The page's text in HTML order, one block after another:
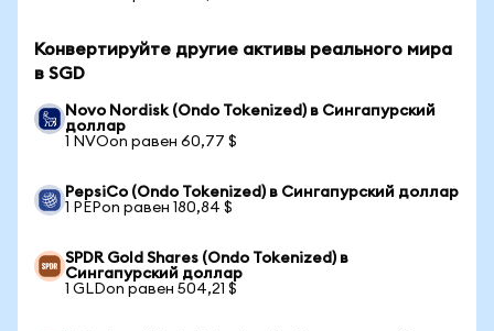
Конвертируйте другие активы реального мира
в SGD
Novo Nordisk (Ondo Tokenized) в Сингапурский
доллар
1 NVOon равен 60,77 $
PepsiCo (Ondo Tokenized) в Сингапурский доллар
1 PEPon равен 180,84 $
SPDR Gold Shares (Ondo Tokenized) в
Сингапурский доллар
1 GLDon равен 504,21 $